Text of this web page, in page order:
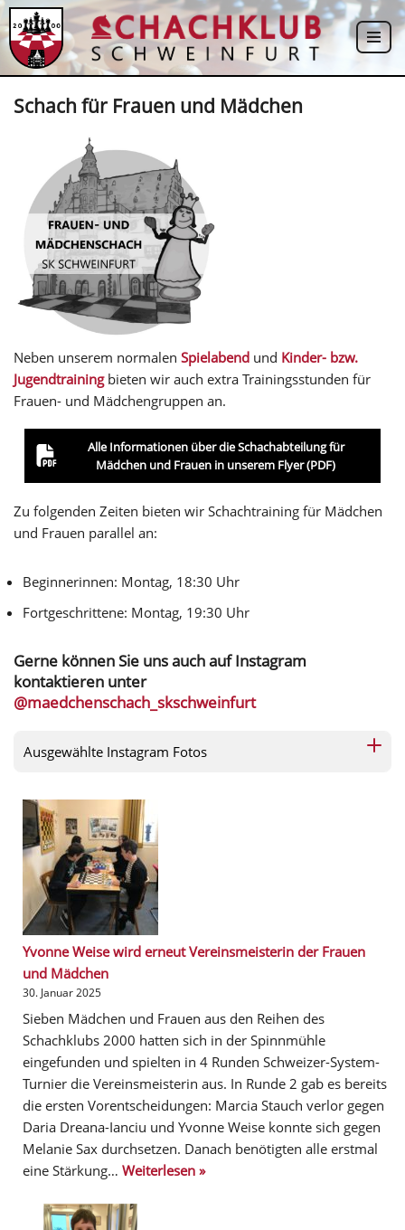
Zum
Inhalt
Schach für Frauen und Mädchen
Neben unserem normalen Spielabend und Kinder- bzw.
Jugendtrainingbieten wir auch extra Trainingsstunden für
Frauen- und Mädchengruppen an.
Alle Informationen über die Schachabteilung für
Mädchen und Frauen in unserem Flyer (PDF)
Zu folgenden Zeiten bieten wir Schachtraining für Mädchen
und Frauen parallel an:
Beginnerinnen: Montag, 18:30 Uhr
Fortgeschrittene: Montag, 19:30 Uhr
Gerne können Sie uns auch auf Instagram
kontaktieren unter
@maedchenschach_skschweinfurt
Ausgewählte Instagram Fotos
Yvonne Weise wird erneut Vereinsmeisterin der Frauen
und Mädchen
30. Januar 2025
Sieben Mädchen und Frauen aus den Reihen des
Schachklubs 2000 hatten sich in der Spinnmühle
eingefunden und spielten in 4 Runden Schweizer-System-
Turnier die Vereinsmeisterin aus. In Runde 2 gab es bereits
die ersten Vorentscheidungen: Marcia Stauch verlor gegen
Daria Dreana-Ianciu und Yvonne Weise konnte sich gegen
Melanie Sax durchsetzen. Danach benötigten alle erstmal
eine Stärkung… Weiterlesen »